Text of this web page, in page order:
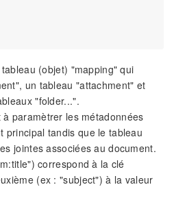
(objet) "mapping" qui
un tableau "attachment" et
"folder...".
paramètrer les métadonnées
principal tandis que le tableau
jointes associées au document.
correspond à la clé
(ex : "subject") à la valeur